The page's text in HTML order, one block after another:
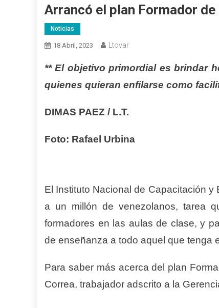
Arrancó el plan Formador
Noticias
18 Abril, 2023 Ltovar
** El objetivo primordial es brindar
quienes quieran enfilarse como
DIMAS PAEZ / L.T.
Foto: Rafael Urbina
El Instituto Nacional de Capacitación
a un millón de venezolanos, tarea
formadores en las aulas de clase, y
de enseñanza a todo aquel que tenga
Para saber más acerca del plan
Correa, trabajador adscrito a la